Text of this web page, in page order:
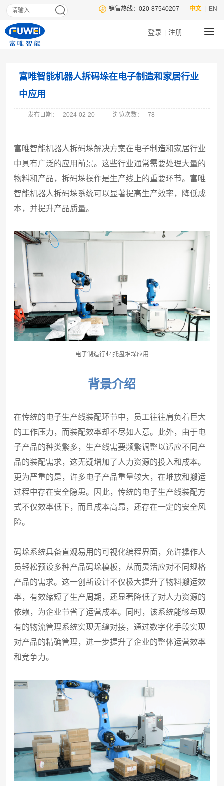
| EN
中文
销售热线：020-87540207
登录 注册
富唯智能机器人拆码垛在电子制造和家居行业
中应用
发布日期： 2024-02-20 浏览次数： 78
富唯智能机器人拆码垛解决方案在电子制造和家居行业
中具有广泛的应用前景。这些行业通常需要处理大量的
物料和产品，拆码垛操作是生产线上的重要环节。富唯
智能机器人拆码垛系统可以显著提高生产效率，降低成
本，并提升产品质量。
电子制造行业|托盘堆垛应用
背景介绍
在传统的电子生产线装配环节中，员工往往肩负着巨大
的工作压力，而装配效率却不尽如人意。此外，由于电
子产品的种类繁多，生产线需要频繁调整以适应不同产
品的装配需求，这无疑增加了人力资源的投入和成本。
更为严重的是，许多电子产品重量较大，在堆放和搬运
过程中存在安全隐患。因此，传统的电子生产线装配方
式不仅效率低下，而且成本高昂，还存在一定的安全风
险。
码垛系统具备直观易用的可视化编程界面，允许操作人
员轻松预设多种产品码垛模板，从而灵活应对不同规格
产品的需求。这一创新设计不仅极大提升了物料搬运效
率，有效缩短了生产周期，还显著降低了对人力资源的
依赖，为企业节省了运营成本。同时，该系统能够与现
有的物流管理系统实现无缝对接，通过数字化手段实现
对产品的精确管理，进一步提升了企业的整体运营效率
和竞争力。